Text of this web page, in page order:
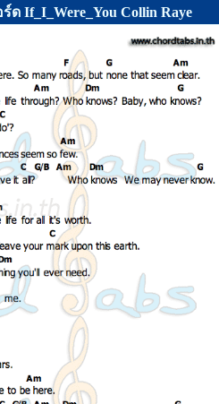
ด If_I_Were_You Collin Raye